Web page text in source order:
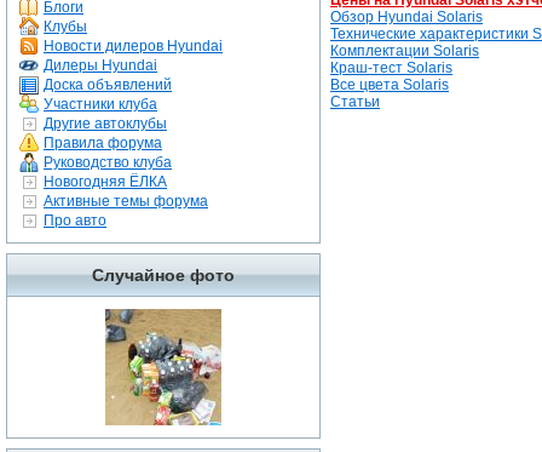
Блоги
Клубы
Новости дилеров Hyundai
Дилеры Hyundai
Доска объявлений
Участники клуба
Другие автоклубы
Правила форума
Руководство клуба
Новогодняя ЁЛКА
Активные темы форума
Про авто
Случайное фото
Обзор Hyundai Solaris
Технические характеристики
Комплектации Solaris
Краш-тест Solaris
Все цвета Solaris
Статьи